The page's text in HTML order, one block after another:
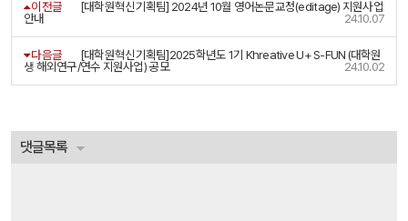
이전글
[대학원혁신기획팀] 2024년 10월 영어논문교정(editage) 지원사업
안내
24.10.07
다음글
[대학원혁신기획팀]2025학년도 1기 Khreative U+ S-FUN (대학원
생 해외연구/연수 지원사업) 공모
24.10.02
댓글목록